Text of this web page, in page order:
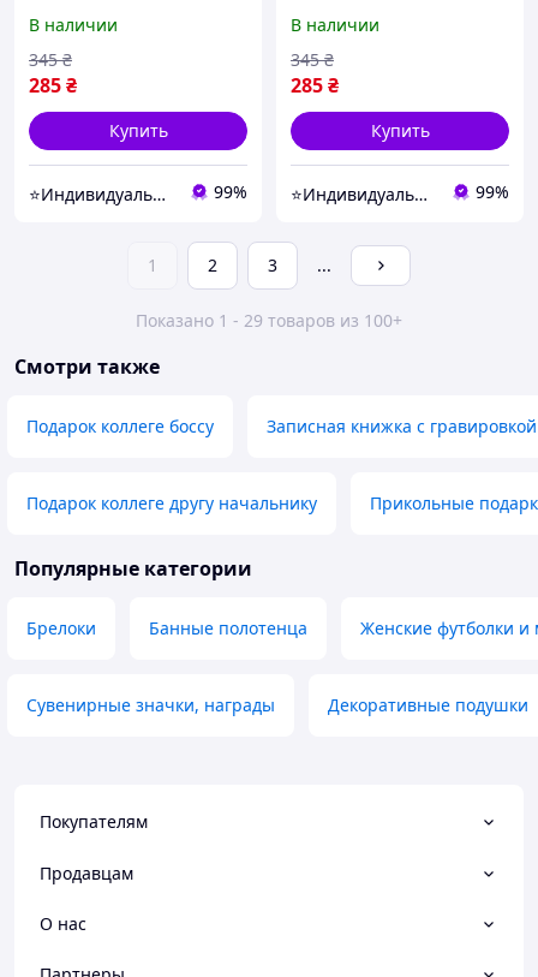
планов на год (надпись
можно изменить)
В наличии
285₴
345 ₴
Купить
⭐Индивидуальные подарки grav_withlove 99%
изображением льва
(надпись можно
изменить)
В наличии
285₴
345 ₴
Купить
⭐Индивидуальные подарки grav_withlove 99%
1 2 3 ...
Показано 1 - 29 товаров из 100+
Смотри также
Подарок коллеге боссу Записная книжка с гравировкой
Подарок коллеге другу начальнику Прикольные
Популярные категории
Брелоки Банные полотенца Женские футболки и
Сувенирные значки, награды Декоративные подушки
Покупателям
Продавцам
О нас